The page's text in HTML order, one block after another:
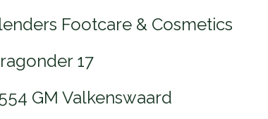
Footcare & Cosmetics
17
GM Valkenswaard